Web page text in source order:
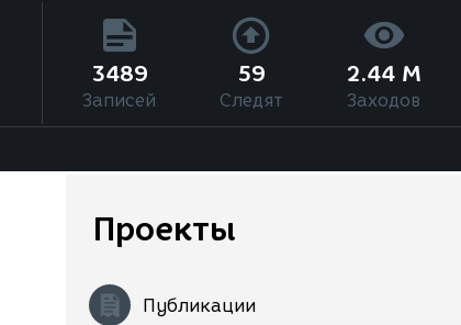
3489
Записей
59
Следят
2.44 M
Заходов
Проекты
Публикации